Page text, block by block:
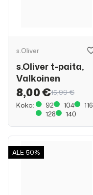
s.Oliver
s.Oliver t-paita,
Valkoinen
8,00 €15,99 €
Koko:
92 104
116
128
140
ALE 50%